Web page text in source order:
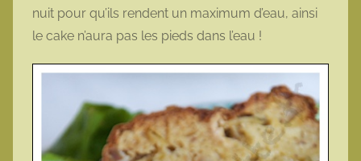
nuit pour qu’ils rendent un maximum d’eau, ainsi
le cake n’aura pas les pieds dans l’eau !